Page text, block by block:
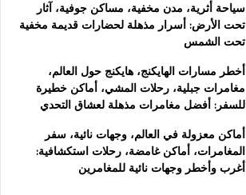
سياحة أثرية، مدن مخفية، مساكن جوفية، آثار
تحت الأرض: أسرار مذهلة لحضارات قديمة مخفية
تحت الشمس
أخطر مسارات الهايكنج، هايكنج حول العالم،
مغامرات جبلية، رحلات المشي، أماكن خطيرة
للسفر: أفضل مغامرات مذهلة لعشاق التحدي
أماكن معزولة في العالم، وجهات نائية، سفر
المغامرات، أماكن غامضة، رحلات استكشافية:
أغرب وأخطر وجهات نائية للمغامرين